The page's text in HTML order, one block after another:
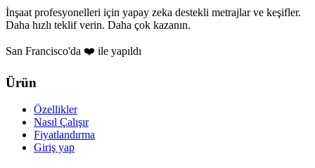
İnşaat profesyonelleri için yapay zeka destekli metrajlar ve keşifler.
Daha hızlı teklif verin. Daha çok kazanın.
San Francisco'da ❤️ ile yapıldı
Ürün
Özellikler
Nasıl Çalışır
Fiyatlandırma
Giriş yap